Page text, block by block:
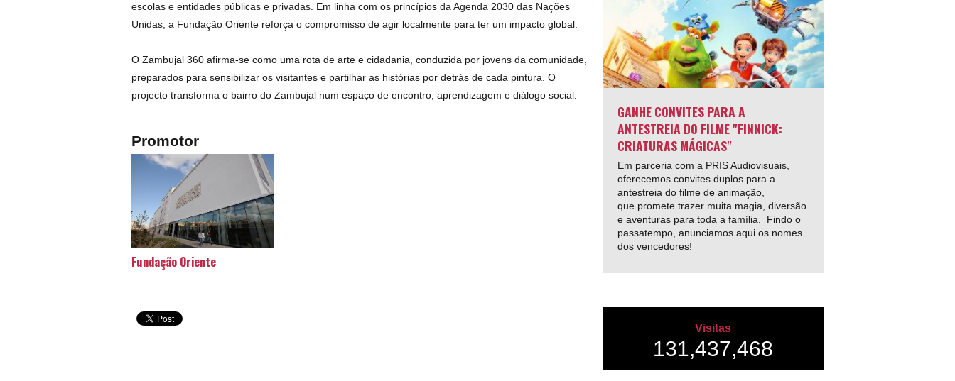
escolas e entidades públicas e privadas. Em linha com os princípios da Agenda 2030 das Nações
Unidas, a Fundação Oriente reforça o compromisso de agir localmente para ter um impacto global.
O Zambujal 360 afirma-se como uma rota de arte e cidadania, conduzida por jovens da comunidade,
preparados para sensibilizar os visitantes e partilhar as histórias por detrás de cada pintura. O
projecto transforma o bairro do Zambujal num espaço de encontro, aprendizagem e diálogo social.
Promotor
Fundação Oriente
GANHE CONVITES PARA A
ANTESTREIA DO FILME "FINNICK:
CRIATURAS MÁGICAS"
Em parceria com a PRIS Audiovisuais,
oferecemos convites duplos para a
antestreia do filme de animação,
que promete trazer muita magia, diversão
e aventuras para toda a família. Findo o
passatempo, anunciamos aqui os nomes
dos vencedores!
Visitas
131,437,468